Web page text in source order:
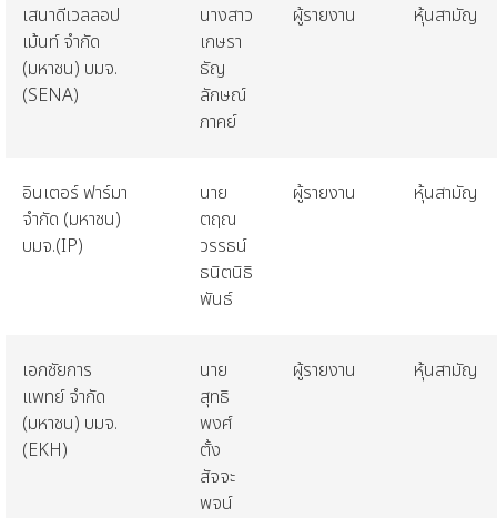
เสนาดีเวลลอป
เม้นท์ จำกัด
(มหาชน) บมจ.
(SENA)
นางสาว
เกษรา
ธัญ
ลักษณ์
ภาคย์
ผู้รายงาน หุ้นสามัญ
อินเตอร์ฟาร์มา
จำกัด (มหาชน)
บมจ.(IP)
นาย
ตฤณ
วรรธน์
ธนิตนิธิ
พันธ์
ผู้รายงาน หุ้นสามัญ
เอกชัยการ
แพทย์ จำกัด
(มหาชน) บมจ.
(EKH)
นาย
สุทธิ
พงศ์
ตั้ง
สัจจะ
พจน์
ผู้รายงาน หุ้นสามัญ